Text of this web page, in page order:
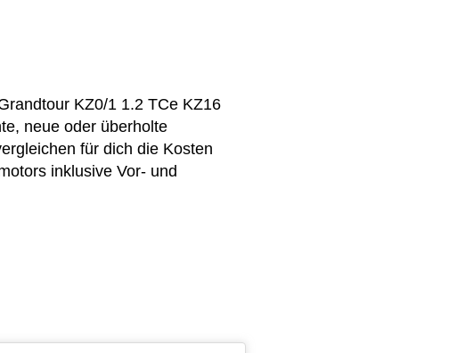
KZ0/1 1.2 TCe KZ16
neue oder überholte
für dich die Kosten
inklusive Vor- und